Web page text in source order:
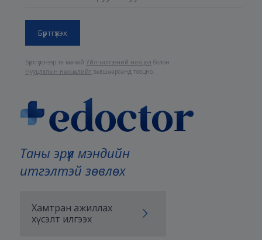
Таны эрүүл мэндийн
итгэлтэй зөвлөх
Хамтран ажиллах
хүсэлт илгээх
Бүртгүүлснээр та манайҮйлчилгээний нөхцөл болон
Нууцлалын нөхцөлийг зөвшөөрсөнд тооцно.